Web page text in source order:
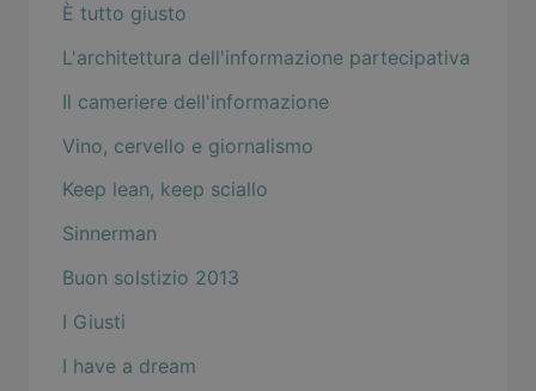
È tutto giusto
L'architettura dell'informazione partecipativa
Il cameriere dell'informazione
Vino, cervello e giornalismo
Keep lean, keep sciallo
Sinnerman
Buon solstizio 2013
I Giusti
I have a dream